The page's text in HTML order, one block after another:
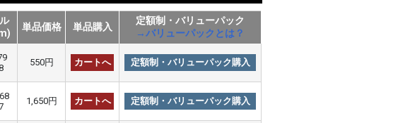
単品価格 単品購入
定額制・バリューパック
→バリューパックとは？
550円 カートへ 定額制・バリューパック購入
1,650円 カートへ 定額制・バリューパック購入